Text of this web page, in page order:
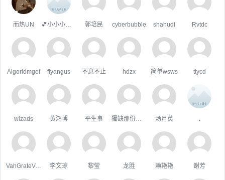
而热UN 郭培民 cyberbubble shahudi Rvtdc
Algoridmgef flyangus 不息不止 hdzx 简单wsws ttycd
wizads 黄鸿博 平生事 汤月英
VahGrateVek 李文琼 黎莹 龙胜 赖艳艳 谢芳